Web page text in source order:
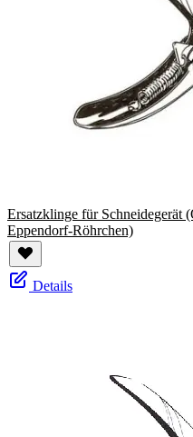
Ersatzklinge für Schneidegerät
Eppendorf-Röhrchen)
Details